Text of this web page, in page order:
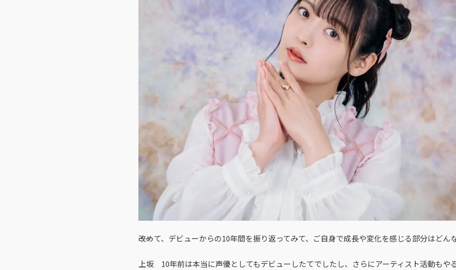
――改めて、デビューからの10年間を振り返ってみて、ご自身で成長や変化を感じる部分はどん
上坂 10年前は本当に声優としてもデビューしたてでしたし、さらにアーティスト活動もや